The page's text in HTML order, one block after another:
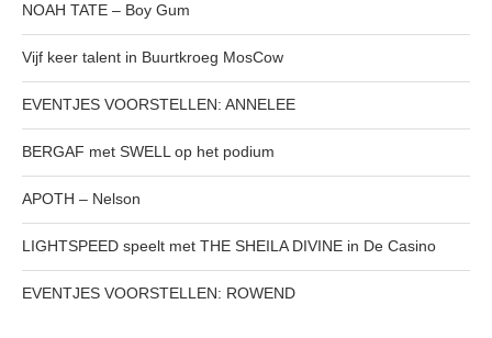
NOAH TATE – Boy Gum
Vijf keer talent in Buurtkroeg MosCow
EVENTJES VOORSTELLEN: ANNELEE
BERGAF met SWELL op het podium
APOTH – Nelson
LIGHTSPEED speelt met THE SHEILA DIVINE in De Casino
EVENTJES VOORSTELLEN: ROWEND